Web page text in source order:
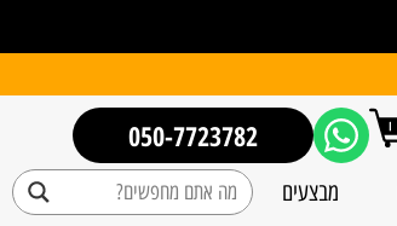
050-7723782
מבצעים